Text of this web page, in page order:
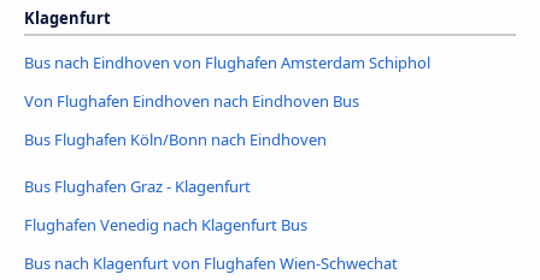
Klagenfurt
Bus nach Eindhoven von Flughafen Amsterdam Schiphol
Von Flughafen Eindhoven nach Eindhoven Bus
Bus Flughafen Köln/Bonn nach Eindhoven
Bus Flughafen Graz - Klagenfurt
Flughafen Venedig nach Klagenfurt Bus
Bus nach Klagenfurt von Flughafen Wien-Schwechat